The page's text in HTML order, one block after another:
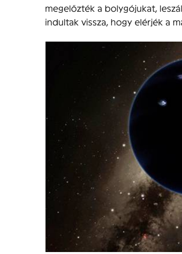
megelőzték a bolygójukat,
indultak vissza, hogy elérjék a